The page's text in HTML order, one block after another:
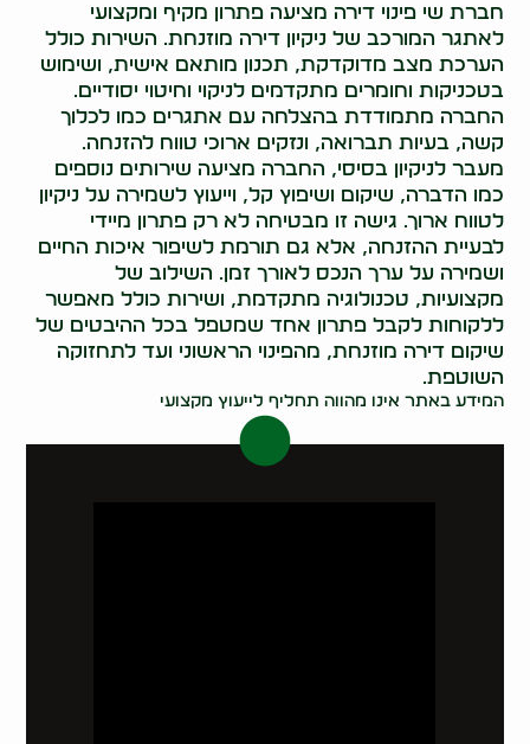
חברת שי פינוי דירה מציעה פתרון מקיף ומקצועי
לאתגר המורכב של ניקיון דירה מוזנחת. השירות כולל
הערכת מצב מדוקדקת, תכנון מותאם אישית, ושימוש
בטכניקות וחומרים מתקדמים לניקוי וחיטוי יסודיים.
החברה מתמודדת בהצלחה עם אתגרים כמו לכלוך
קשה, בעיות תברואה, ונזקים ארוכי טווח להזנחה.
מעבר לניקיון בסיסי, החברה מציעה שירותים נוספים
כמו הדברה, שיקום ושיפוץ קל, וייעוץ לשמירה על ניקיון
לטווח ארוך. גישה זו מבטיחה לא רק פתרון מיידי
לבעיית ההזנחה, אלא גם תורמת לשיפור איכות החיים
ושמירה על ערך הנכס לאורך זמן. השילוב של
מקצועיות, טכנולוגיה מתקדמת, ושירות כולל מאפשר
ללקוחות לקבל פתרון אחד שמטפל בכל ההיבטים של
שיקום דירה מוזנחת, מהפינוי הראשוני ועד לתחזוקה
השוטפת.
המידע באתר אינו מהווה תחליף לייעוץ מקצועי